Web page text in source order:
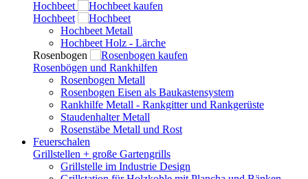
Hochbeet
Hochbeet
Hochbeet Metall
Hochbeet Holz - Lärche
Rosenbogen
Rosenbögen und Rankhilfen
Rosenbogen Metall
Rosenbogen Eisen als Baukastensystem
Rankhilfe Metall - Rankgitter und Rankgerüste
Staudenhalter Metall
Rosenstäbe Metall und Rost
Feuerschalen
Grillstellen + große Gartengrills
Grillstelle im Industrie Design